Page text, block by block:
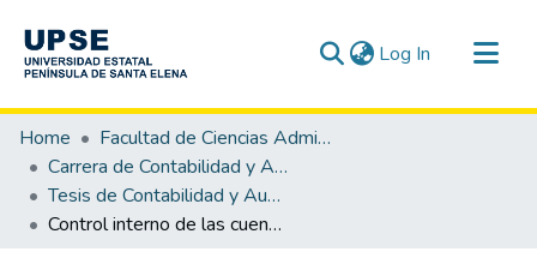
Log In (current)
Communities & Collections
All of DSpace
Statistics
Home
Facultad de Ciencias Administrativas
Carrera de Contabilidad y Auditoría
Tesis de Contabilidad y Auditoría
Control interno de las cuentas por pagar en la empresa Vrconstructora Inmobiliaria S.A.S. del cantón Salinas, de la provincia de Santa Elena, año 2023